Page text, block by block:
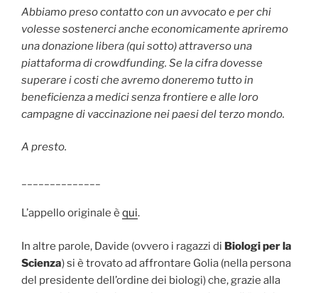
Abbiamo preso contatto con un avvocato e per chi
volesse sostenerci anche economicamente apriremo
una donazione libera (qui sotto) attraverso una
piattaforma di crowdfunding. Se la cifra dovesse
superare i costi che avremo doneremo tutto in
beneficienza a medici senza frontiere e alle loro
campagne di vaccinazione nei paesi del terzo mondo.
A presto.
L’appello originale è qui.
In altre parole, Davide (ovvero i ragazzi di Biologi per la
Scienza) si è trovato ad affrontare Golia (nella persona
del presidente dell’ordine dei biologi) che, grazie alla